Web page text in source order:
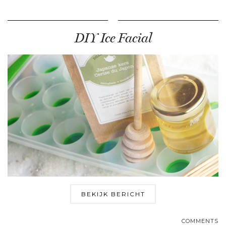
DIY Ice Facial
BEKIJK BERICHT
COMMENTS